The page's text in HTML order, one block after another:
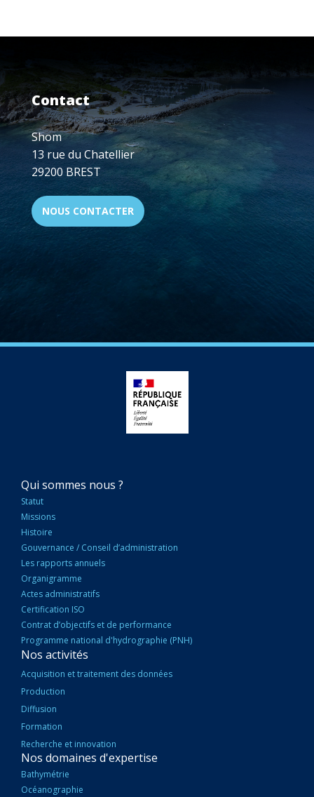
Contact
Shom
13 rue du Chatellier
29200 BREST
NOUS CONTACTER
NAVIGATION
PRINCIPALE
Qui sommes nous ?
Statut
Missions
Histoire
Gouvernance / Conseil d’administration
Les rapports annuels
Organigramme
Actes administratifs
Certification ISO
Contrat d’objectifs et de performance
Programme national d'hydrographie (PNH)
Nos activités
Acquisition et traitement des données
Production
Diffusion
Formation
Recherche et innovation
Nos domaines d'expertise
Bathymétrie
Océanographie